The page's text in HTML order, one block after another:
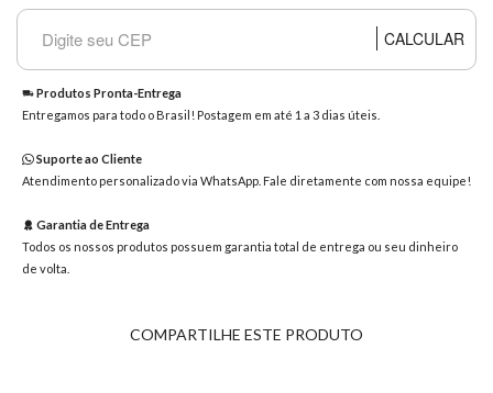
Chat
Envie-
nos uma
CALCULAR
Produtos Pronta-Entrega
Entregamos para todo o Brasil! Postagem em até 1 a 3 dias úteis.
Suporte ao Cliente
Atendimento personalizado via WhatsApp. Fale diretamente com nossa equipe!
Garantia de Entrega
Todos os nossos produtos possuem garantia total de entrega ou seu dinheiro
de volta.
COMPARTILHE ESTE PRODUTO